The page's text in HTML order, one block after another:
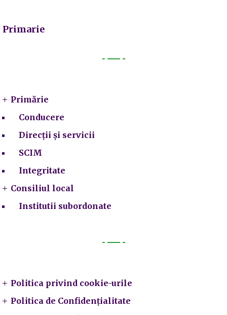
Primarie
Primărie
Conducere
Direcții și servicii
SCIM
Integritate
Consiliul local
Institutii subordonate
Politica privind cookie-urile
Politica de Confidențialitate